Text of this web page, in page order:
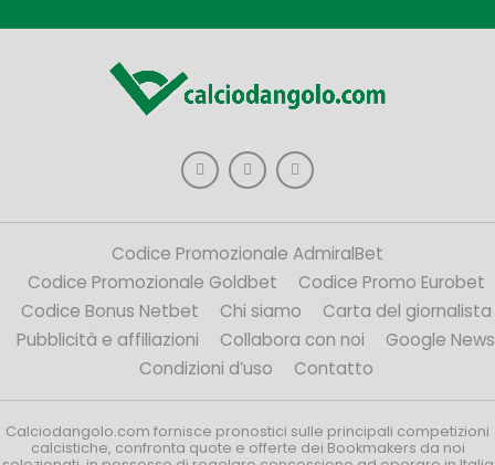
Codice Promozionale AdmiralBet
Codice Promozionale Goldbet
Codice Promo Eurobet
Codice Bonus Netbet
Chi siamo
Carta del giornalista
Pubblicità e affiliazioni
Collabora con noi
Google News
Condizioni d’uso
Contatto
Calciodangolo.com fornisce pronostici sulle principali competizioni
calcistiche, confronta quote e offerte dei Bookmakers da noi